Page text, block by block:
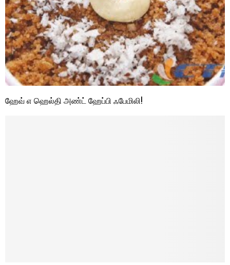
ஹேவ் எ ஹெல்தி அண்ட் ஹேப்பி ஃபேமிலி!